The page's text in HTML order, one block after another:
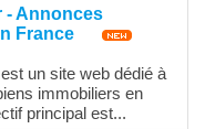
- Annonces
France
un site web dédié à
immobiliers en
principal est...